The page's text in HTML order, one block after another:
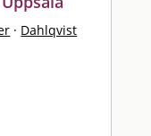
· Dahlqvist